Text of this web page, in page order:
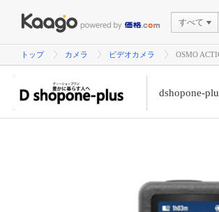
すべて
トップ カメラ ビデオカメラ OSMO
dshopone-